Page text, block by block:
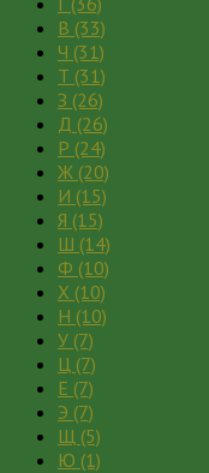
В (33)
Ч (31)
Т (31)
З (26)
Д (26)
Р (24)
Ж (20)
И (15)
Я (15)
Ш (14)
Ф (10)
Х (10)
Н (10)
У (7)
Ц (7)
Е (7)
Э (7)
Щ (5)
Ю (1)